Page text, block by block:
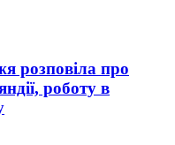
розповіла про
роботу в